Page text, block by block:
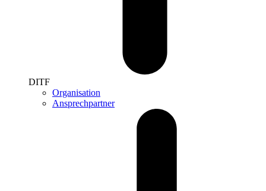
DITF
Organisation
Ansprechpartner